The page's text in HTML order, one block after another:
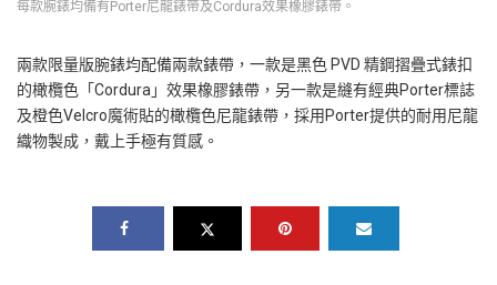
每款腕錶均備有Porter尼龍錶帶及Cordura效果橡膠錶帶。
兩款限量版腕錶均配備兩款錶帶，一款是黑色 PVD 精鋼摺疊式錶扣
的橄欖色「Cordura」效果橡膠錶帶，另一款是縫有經典Porter標誌
及橙色Velcro魔術貼的橄欖色尼龍錶帶，採用Porter提供的耐用尼龍
織物製成，戴上手極有質感。